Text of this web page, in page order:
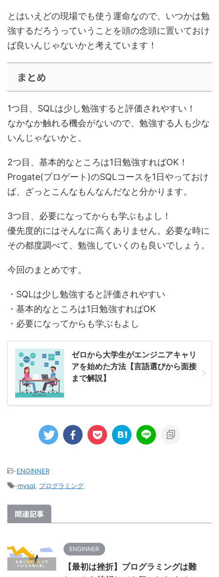
とはいえどの現場でも使う運命なので、 いつかは勉
強するだろう っていうことを頭の念頭に置いておけ
ば良いんじゃないかと考えています！
まとめ
1つ目、 SQLは少し勉強すると評価されやすい！
なかなか触れる機会がないので、勉強する人も少な
いんじゃないかと。
2つ目、 基本的なところは1日勉強すればOK！
Progate(プロゲート)のSQLコースを1日やっておけ
ば、ざっとこんなもんなんだなと分かります。
3つ目、 必要になってからも学ぶもよし！
優先度的にはそんなに高くありません。必要な時に
その都度調べて、勉強していくのも良いでしょう。
今回のまとめです。
・SQLは少し勉強すると評価されやすい
・基本的なところは1日勉強すればOK
・必要になってからも学ぶもよし
ゼロから大学生がエンジニアキャリ
アを始めた方法【言語選びから面接
まで解説】
-ENGINNER
-mysql, プログラミング
関連記事
ENGINNER
【最初は挫折】プログラミングは難